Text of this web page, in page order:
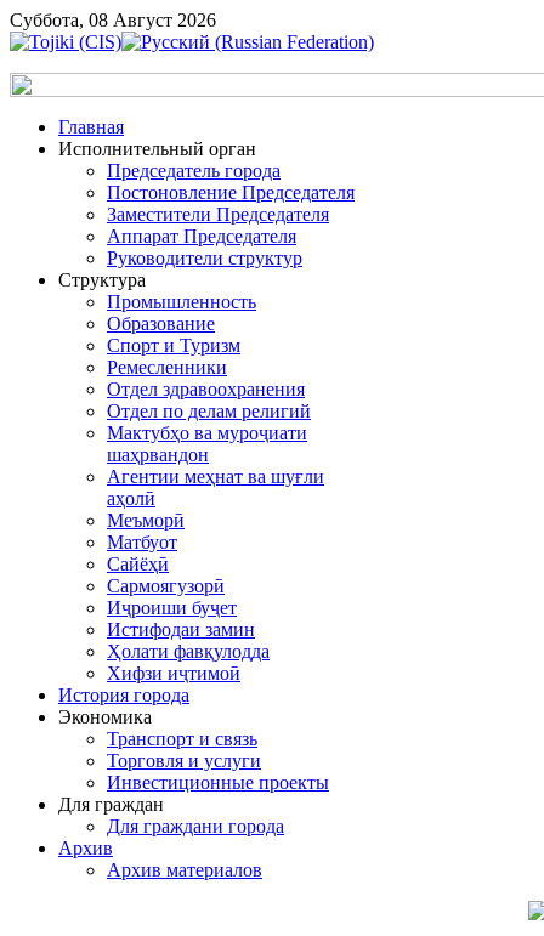
Суббота, 08 Август 2026
Главная
Исполнительный орган
Председатель города
Постоновление Председателя
Заместители Председателя
Аппарат Председателя
Руководители структур
Структура
Промышленность
Образование
Спорт и Туризм
Ремесленники
Отдел здравоохранения
Отдел по делам религий
Мактубҳо ва муроҷиати
шаҳрвандон
Агентии меҳнат ва шуғли
аҳолӣ
Меъморӣ
Матбуот
Сайёҳӣ
Сармоягузорӣ
Иҷроиши буҷет
Истифодаи замин
Ҳолати фавқулодда
Хифзи иҷтимоӣ
История города
Экономика
Транспорт и связь
Торговля и услуги
Инвестиционные проекты
Для граждан
Для граждани города
Архив
Архив материалов